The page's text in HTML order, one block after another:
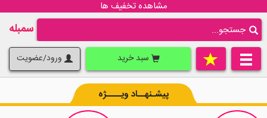
مشاهده تخفیف ها
سمبله
سبد خرید ورود/عضویت
پیشـنهــاد ویــــژه